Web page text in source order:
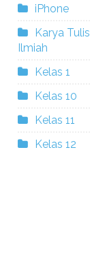
iPhone
Karya Tulis
Ilmiah
Kelas 1
Kelas 10
Kelas 11
Kelas 12